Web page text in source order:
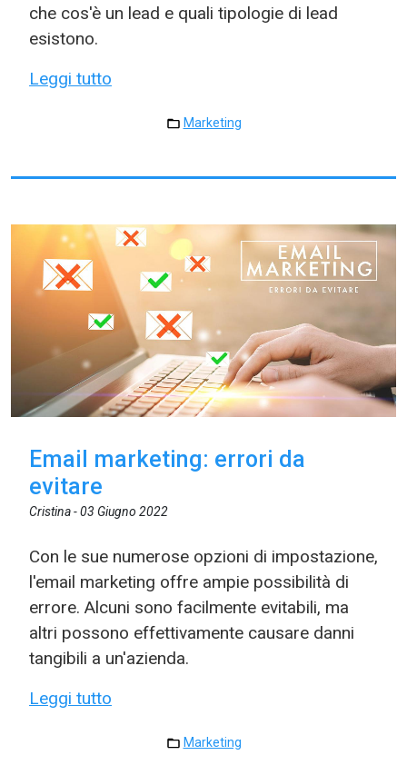
che cos'è un lead e quali tipologie di lead
esistono.
Leggi tutto
Marketing
Email marketing: errori da
evitare
Cristina -03 Giugno 2022
Con le sue numerose opzioni di impostazione,
l'email marketing offre ampie possibilità di
errore. Alcuni sono facilmente evitabili, ma
altri possono effettivamente causare danni
tangibili a un'azienda.
Leggi tutto
Marketing